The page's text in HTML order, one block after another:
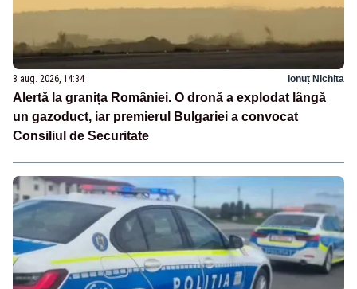
8 aug. 2026, 14:34 Ionuț Nichita
Alertă la granița României. O dronă a explodat lângă
un gazoduct, iar premierul Bulgariei a convocat
Consiliul de Securitate